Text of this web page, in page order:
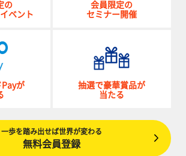
の
ベント
会員限定の
セミナー開催
Payが
抽選で豪華賞品が
当たる
一歩を踏み出せば世界が変わる
無料会員登録